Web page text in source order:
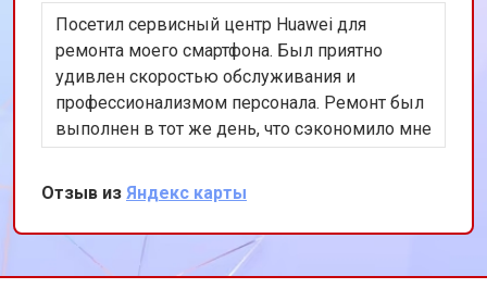
Посетил сервисный центр Huawei для
ремонта моего смартфона. Был приятно
удивлен скоростью обслуживания и
профессионализмом персонала. Ремонт был
выполнен в тот же день, что сэкономило мне
много времени. Особенно порадовало
использование оригинальных запчастей,
благодаря чему телефон работает как новый.
Рекомендую этот сервис всем владельцам
техники Huawei.
Отзыв из Яндекс карты